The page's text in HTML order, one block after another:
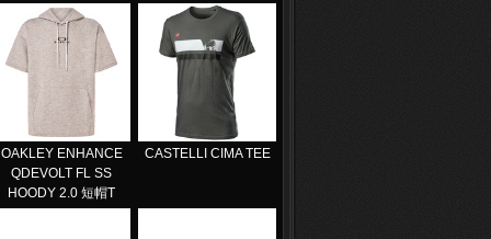
OAKLEY ENHANCE
QDEVOLT FL SS
HOODY 2.0 短帽T
CASTELLI CIMA TEE